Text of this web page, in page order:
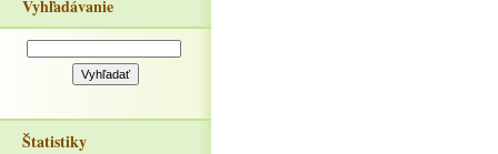
Vyhľadávanie
Štatistiky